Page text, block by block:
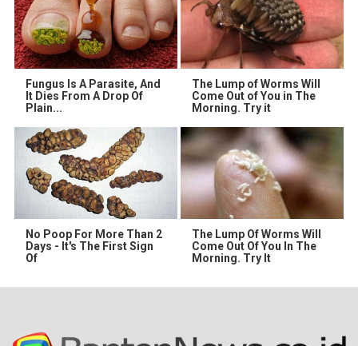
Fungus Is A Parasite, And
It Dies From A Drop Of
Plain...
The Lump of Worms Will
Come Out of You in The
Morning. Try it
No Poop For More Than 2
Days - It's The First Sign
Of
The Lump Of Worms Will
Come Out Of You In The
Morning. Try It